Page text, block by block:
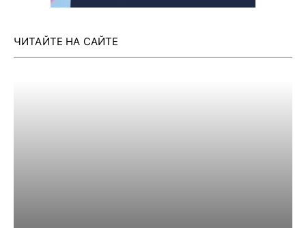
ЧИТАЙТЕ НА САЙТЕ